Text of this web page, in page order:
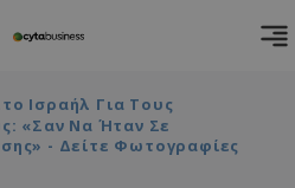
Ισραήλ Για Τους
«Σαν Να Ήταν Σε
- Δείτε Φωτογραφίες